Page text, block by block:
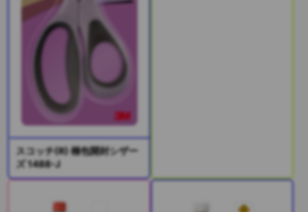
スコッチ(R) 梱包開封シザー
ズ 1488-J